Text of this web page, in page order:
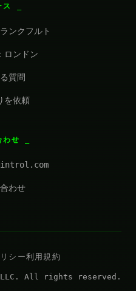
ス
ンクフルト
ロンドン
質問
を依頼
わせ
わせ
シー利用規約
All rights reserved.